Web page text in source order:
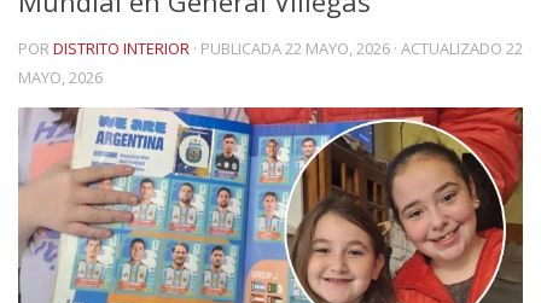
PORDISTRITO INTERIOR · PUBLICADA22 MAYO, 2026 · ACTUALIZADO 22
MAYO, 2026